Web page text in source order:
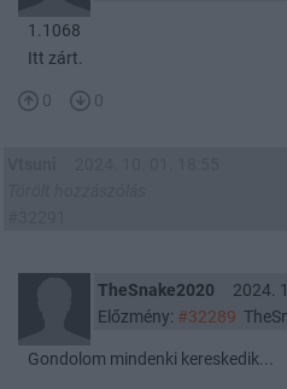
1.1068
Itt zárt.
0 0
TheSnake2020
2024.
Előzmény: #32289
Gondolom mindenki kereskedik...